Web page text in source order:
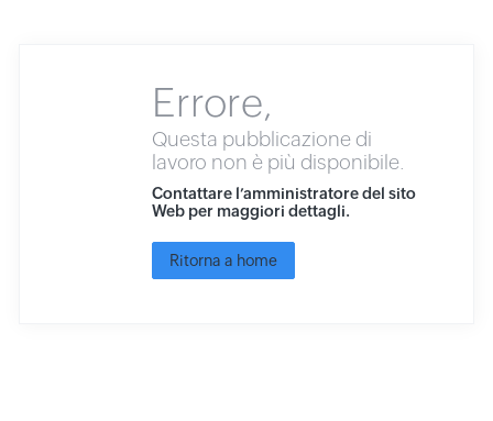
Errore,
Questa pubblicazione di
lavoro non è più disponibile.
Contattare l’amministratore del sito
Web per maggiori dettagli.
Ritorna a home